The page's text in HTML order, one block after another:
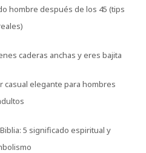
hombre después de los 45 (tips
caderas anchas y eres bajita
casual elegante para hombres
5 significado espiritual y